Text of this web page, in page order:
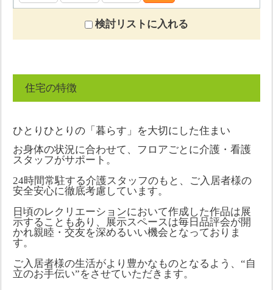
検討リストに入れる
住宅の特徴
ひとりひとりの「暮らす」を大切にした住まい
お身体の状況に合わせて、フロアごとに介護・看護
スタッフがサポート。
24時間常駐する介護スタッフのもと、ご入居者様の
安全安心に徹底考慮しています。
日頃のレクリエーションにおいて作成した作品は展
示することもあり、展示スペースは毎日品評会が開
かれ親睦・交友を深めるいい機会となっておりま
す。
ご入居者様の生活がより豊かなものとなるよう、“自
立のお手伝い”をさせていただきます。